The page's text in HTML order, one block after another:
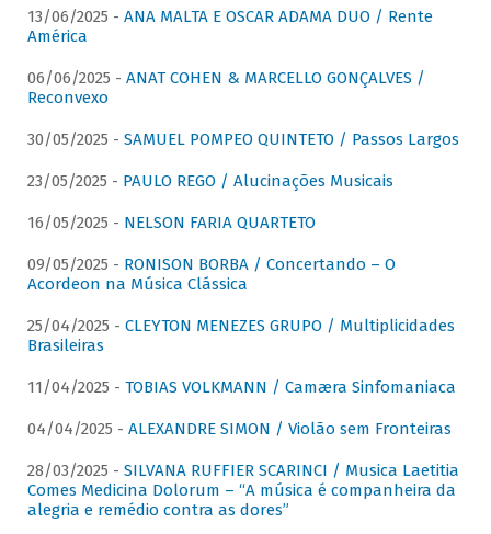
13/06/2025 - ANA MALTA E OSCAR ADAMA DUO / Rente
América
06/06/2025 - ANAT COHEN & MARCELLO GONÇALVES /
Reconvexo
30/05/2025 - SAMUEL POMPEO QUINTETO / Passos Largos
23/05/2025 - PAULO REGO / Alucinações Musicais
16/05/2025 - NELSON FARIA QUARTETO
09/05/2025 - RONISON BORBA / Concertando – O
Acordeon na Música Clássica
25/04/2025 - CLEYTON MENEZES GRUPO / Multiplicidades
Brasileiras
11/04/2025 - TOBIAS VOLKMANN / Camæra Sinfomaniaca
04/04/2025 - ALEXANDRE SIMON / Violão sem Fronteiras
28/03/2025 - SILVANA RUFFIER SCARINCI / Musica Laetitia
Comes Medicina Dolorum – “A música é companheira da
alegria e remédio contra as dores”